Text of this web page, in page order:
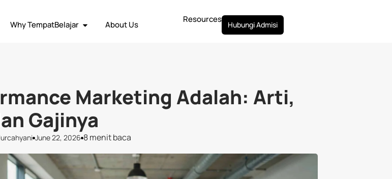
Why TempatBelajar About Us
Resources
Hubungi Admisi
Marketing Adalah: Arti,
Gajinya
June 22, 2026 8 menit baca